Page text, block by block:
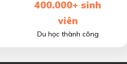
400.000+ sinh
viên
Du học thành công